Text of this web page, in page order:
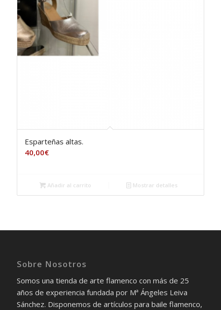
Esparteñas altas.
40,00€
Añadir al carrito Mostrar detalles
Sobre Nosotros
Somos una tienda de arte flamenco con más de 25
años de experiencia fundada por Mª Ángeles Leiva
Sánchez. Disponemos de artículos para baile flamenco,